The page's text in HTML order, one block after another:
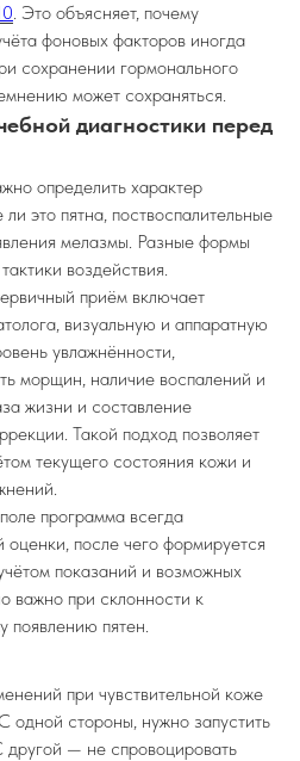
. Это объясняет, почему
фоновых факторов иногда
сохранении гормонального
может сохраняться.
диагностики перед
определить характер
это пятна, поствоспалительные
мелазмы. Разные формы
воздействия.
приём включает
визуальную и аппаратную
увлажнённости,
морщин, наличие воспалений и
жизни и составление
Такой подход позволяет
текущего состояния кожи и
программа всегда
после чего формируется
показаний и возможных
важно при склонности к
появлению пятен.
при чувствительной коже
одной стороны, нужно запустить
— не спровоцировать